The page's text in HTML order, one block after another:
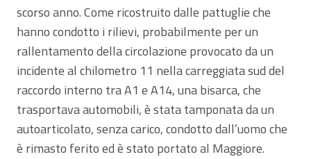
scorso anno. Come ricostruito dalle pattuglie che
hanno condotto i rilievi, probabilmente per un
rallentamento della circolazione provocato da un
incidente al chilometro 11 nella carreggiata sud del
raccordo interno tra A1 e A14, una bisarca, che
trasportava automobili, è stata tamponata da un
autoarticolato, senza carico, condotto dall’uomo che
è rimasto ferito ed è stato portato al Maggiore.